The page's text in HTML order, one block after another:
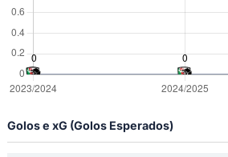
Golos e xG (Golos Esperados)